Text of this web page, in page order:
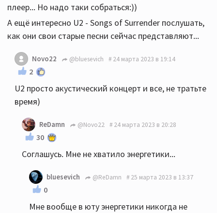
плеер... Но надо таки собраться:))
А ещё интересно U2 - Songs of Surrender послушать,
как они свои старые песни сейчас представляют...
Novo22 @bluesevich 24 марта 2023 в 19:14
2
U2 просто акустический концерт и все, не тратьте
время)
ReDamn @Novo22 24 марта 2023 в 20:28
30
Соглашусь. Мне не хватило энергетики...
bluesevich @ReDamn 25 марта 2023 в 13:37
0
Мне вообще в юту энергетики никогда не